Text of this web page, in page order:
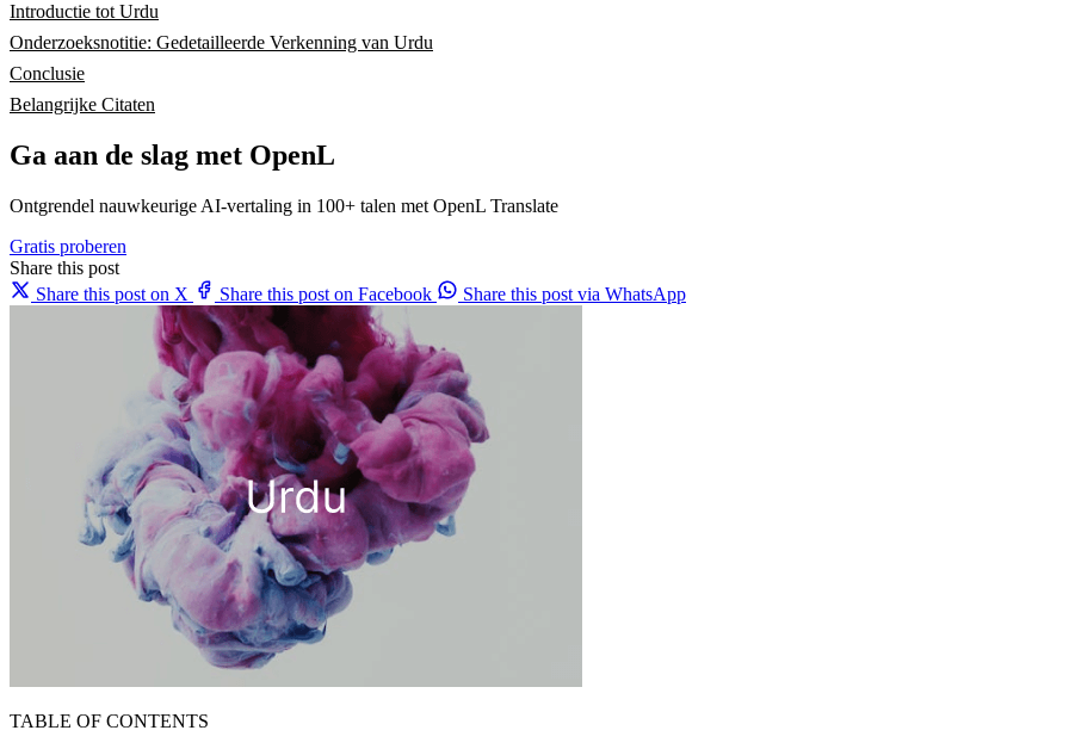
Introductie tot Urdu
Onderzoeksnotitie: Gedetailleerde Verkenning van Urdu
Conclusie
Belangrijke Citaten
Ga aan de slag met OpenL
Ontgrendel nauwkeurige AI-vertaling in 100+ talen met OpenL Translate
Gratis proberen
Share this post
Share this post on X
Share this post on Facebook Share this post via WhatsApp
TABLE OF CONTENTS